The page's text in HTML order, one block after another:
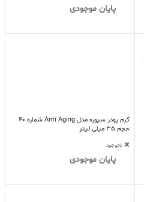
پایان موجودی
کرم پودر سیوره مدل Anti Aging شماره 40
حجم 35 میلی لیتر
ناموجود
پایان موجودی